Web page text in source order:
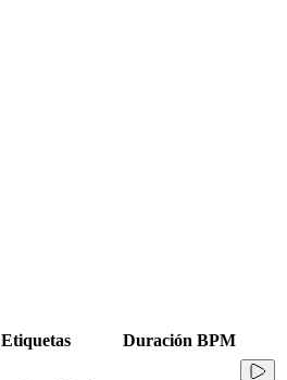
Etiquetas Duración BPM